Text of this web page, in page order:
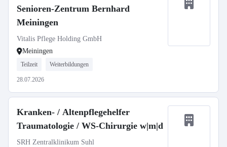
Senioren-Zentrum Bernhard
Meiningen
Vitalis Pflege Holding GmbH
Meiningen
Teilzeit Weiterbildungen
28.07.2026
Kranken- / Altenpflegehelfer
Traumatologie / WS-Chirurgie w|m|d
SRH Zentralklinikum Suhl